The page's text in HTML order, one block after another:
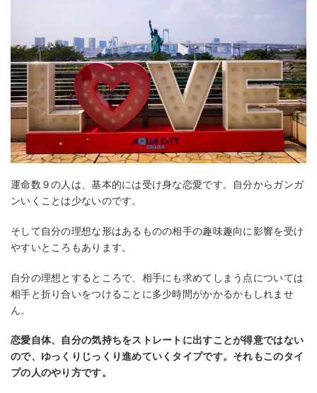
運命数９の人は、基本的には受け身な恋愛です。自分からガンガ
ンいくことは少ないのです。
そして自分の理想な形はあるものの相手の趣味趣向に影響を受け
やすいところもあります。
自分の理想とするところで、相手にも求めてしまう点については
相手と折り合いをつけることに多少時間がかかるかもしれませ
ん。
恋愛自体、自分の気持ちをストレートに出すことが得意ではない
ので、ゆっくりじっくり進めていくタイプです。それもこのタイ
プの人のやり方です。